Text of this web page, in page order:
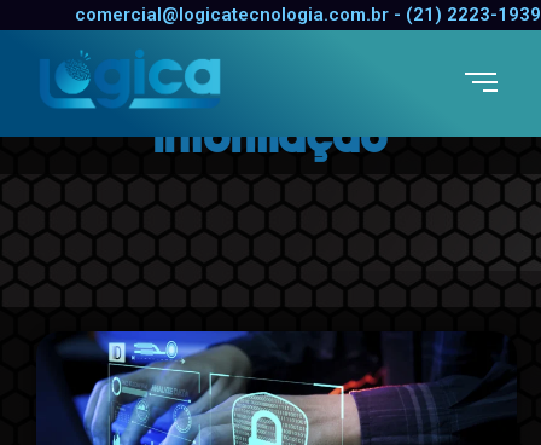
comercial@logicatecnologia.com.br - (21) 2223-1939
Segurança da
Informação